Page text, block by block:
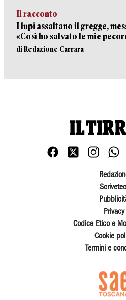
Il racconto
I lupi assaltano il gregge,
«Così ho salvato le mie
di Redazione Carrara
Privacy
Codice Etico e
Cookie
Termini e